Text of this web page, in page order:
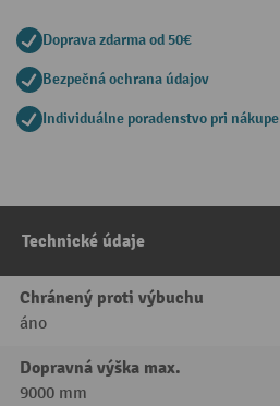
Doprava zdarma od 50€
Bezpečná ochrana údajov
Individuálne poradenstvo pri nákupe
Technické údaje
Chránený proti výbuchu
áno
Dopravná výška max.
9000 mm